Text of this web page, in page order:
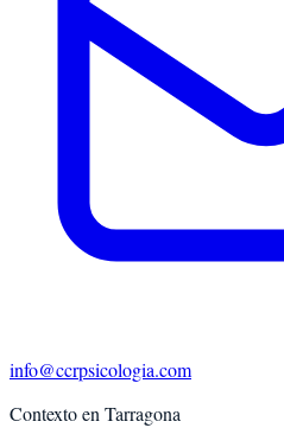
info@ccrpsicologia.com
Contexto en Tarragona